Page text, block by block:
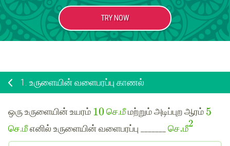
TRY NOW
1. உருளையின் வளைபரப்பு காணல்
ஒரு உருளையின் உயரம் 10 செ.மீமற்றும் அடிப்புற ஆரம் 5
செ.மீஎனில் உருளையின் வளைபரப்பு _______ செ.மீ2